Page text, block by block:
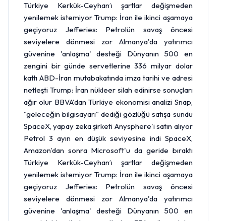
Türkiye Kerkük-Ceyhan’ı şartlar değişmeden
yenilemek istemiyor Trump: İran ile ikinci aşamaya
geçiyoruz Jefferies: Petrolün savaş öncesi
seviyelere dönmesi zor Almanya'da yatırımcı
güvenine 'anlaşma' desteği Dünyanın 500 en
zengini bir günde servetlerine 336 milyar dolar
kattı ABD-İran mutabakatında imza tarihi ve adresi
netleşti Trump: İran nükleer silah edinirse sonuçları
ağır olur BBVA'dan Türkiye ekonomisi analizi Snap,
"geleceğin bilgisayarı" dediği gözlüğü satışa sundu
SpaceX, yapay zeka şirketi Anysphere'i satın alıyor
Petrol 3 ayın en düşük seviyesine indi SpaceX,
Amazon'dan sonra Microsoft'u da geride bıraktı
Türkiye Kerkük-Ceyhan’ı şartlar değişmeden
yenilemek istemiyor Trump: İran ile ikinci aşamaya
geçiyoruz Jefferies: Petrolün savaş öncesi
seviyelere dönmesi zor Almanya'da yatırımcı
güvenine 'anlaşma' desteği Dünyanın 500 en